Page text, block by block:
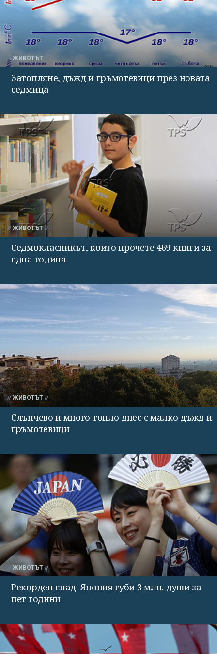
ЖИВОТЪТ
Затопляне, дъжд и гръмотевици през новата
седмица
ЖИВОТЪТ
Седмокласникът, който прочете 469 книги за
една година
ЖИВОТЪТ
Слънчево и много топло днес с малко дъжд и
гръмотевици
ЖИВОТЪТ
Рекорден спад: Япония губи 3 млн. души за
пет години